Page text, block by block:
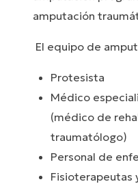
amputación
El equipo de
Protesista
Médico
(médico de
traumatólogo)
Personal de
Fisioterapeutas